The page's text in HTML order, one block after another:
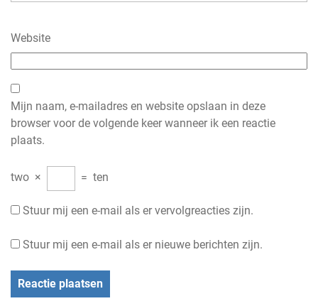
Website
Mijn naam, e-mailadres en website opslaan in deze
browser voor de volgende keer wanneer ik een reactie
plaats.
two × = ten
Stuur mij een e-mail als er vervolgreacties zijn.
Stuur mij een e-mail als er nieuwe berichten zijn.